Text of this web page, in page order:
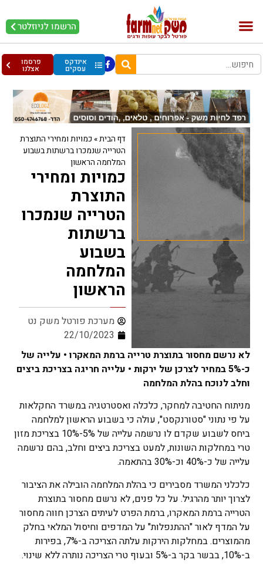
הרשמו לניוזלטר
אינדקס
עסקים
פרסמו
אצלנו
דף הבית» כמויות ומחירי התוצרת
הטרייה שנמכרו ברשתות בשבוע
המלחמה הראשון
כמויות ומחירי
התוצרת
הטרייה שנמכרו
ברשתות
בשבוע
המלחמה
הראשון
מערכת פורטל משק נט
22/10/2023
לא נרשם מחסור בתוצרת טרייה ברמת המאקרו • עלייה של
כ-5% במחיר לצרכן של ירקות • עלייה חריגה בצריכת ביצים
וחלב לנוכח בהלת המלחמה
מניתוח החטיבה למחקר, כלכלה ואסטרטגיה במשרד החקלאות
על פי נתוני "סטורנקסט", עולה כי בשבוע הראשון למלחמה
ביחס לשבוע שקדם לו נרשמה עלייה של 5%-10% בצריכת מזון
טרי במחלקות השונות, למעט בצריכת ביצים וחלב, בהם נרשמה
עלייה של כ-40% וכ-30% בהתאמה.
כלכלני המשרד מסבירים כי בהלת המלחמה הובילה את הציבור
לצרוך יותר מהרגיל. על כל פנים, לא נרשם מחסור בתוצרת
הטרייה ברמת המאקרו, ברמת הפרט לעיתים הצרכן חווה מחסור
על המדף לאור "ההתנפלות" על המדפים וחיסול המלאי בחלק
מהמוצרים. במחלקות הירקות עלתה הצריכה ב-7%, בפירות
ב-10%, בבשר בקר ב-5% ובעוף טרי הצריכה נותרה ללא שינוי.